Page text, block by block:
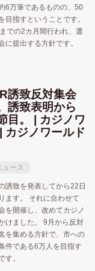
6万筆であるものの、50
目指すということです。
での2カ月間行われ、選
に提出する方針です。
誘致反対集会
誘致表明から
目。 | カジノワ
カジノワールド
ュース
誘致を発表してから22日
ます。 それに合わせて
を開催し、改めてカジノ
けました。 9月から反対
を集める方針で、市への
件である6万人を目指す
す。